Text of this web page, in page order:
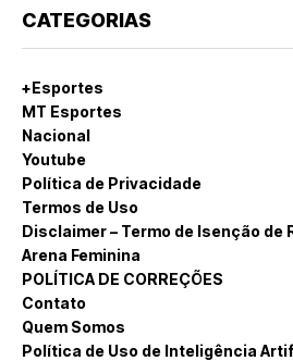
CATEGORIAS
+Esportes
MT Esportes
Nacional
Youtube
Política de Privacidade
Termos de Uso
Disclaimer – Termo de Isenção de
Arena Feminina
POLÍTICA DE CORREÇÕES
Contato
Quem Somos
Política de Uso de Inteligência